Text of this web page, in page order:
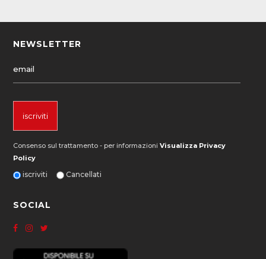
NEWSLETTER
Consenso sul trattamento - per informazioniVisualizza Privacy
Policy
iscriviti Cancellati
SOCIAL